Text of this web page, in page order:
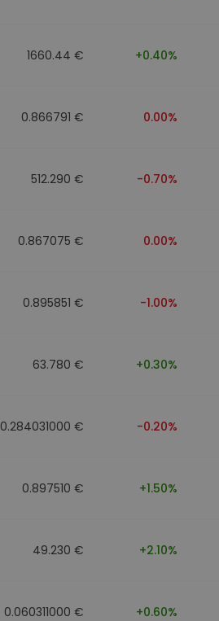
1660.44 € +0.40%
0.866791 € 0.00%
512.290 € -0.70%
0.867075 € 0.00%
0.895851 € -1.00%
63.780 € +0.30%
0.284031000 € -0.20%
0.897510 € +1.50%
49.230 € +2.10%
0.060311000 € +0.60%